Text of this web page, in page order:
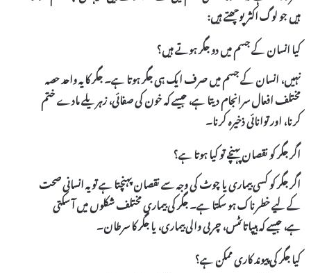
ہیں جو لوگ اکثر پوچھتے ہیں:
کیا انسان کے جسم میں دو جگر ہوتے ہیں؟
نہیں، انسان کے جسم میں صرف ایک ہی جگر ہوتا ہے۔ جگر کا یہ واحد حصہ
مختلف افعال سرانجام دیتا ہے، جیسے کہ خون کی صفائی، زہریلے مادے ختم
کرنا، اور توانائی ذخیرہ کرنا۔
اگر جگر کو نقصان پہنچے تو کیا ہوتا ہے؟
اگر جگر کو کسی بیماری یا چوٹ کی وجہ سے نقصان پہنچتا ہے تو یہ انسانی صحت
کے لیے خطرناک ہو سکتا ہے۔جگر کی بیماریمختلف شکلوں میں آ سکتی
ہے، جیسے کہ ہیپاتائٹس، چربی والی بیماری، یا جگر کا سرطان۔
کیا جگر کی پیوند کاری ممکن ہے؟